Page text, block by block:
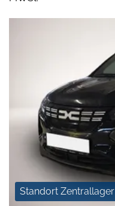
Standort Zentrallager